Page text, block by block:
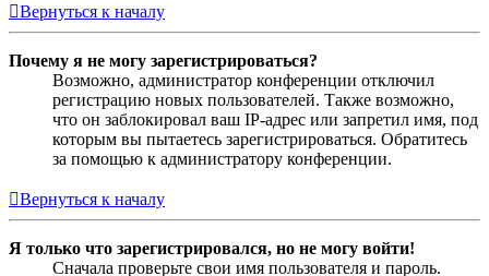
Вернуться к началу
Почему я не могу зарегистрироваться?
Возможно, администратор конференции отключил
регистрацию новых пользователей. Также возможно,
что он заблокировал ваш IP-адрес или запретил имя, под
которым вы пытаетесь зарегистрироваться. Обратитесь
за помощью к администратору конференции.
Вернуться к началу
Я только что зарегистрировался, но не могу войти!
Сначала проверьте свои имя пользователя и пароль.